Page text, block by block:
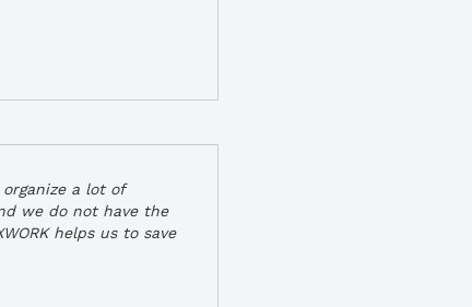
a lot of
we do not have the
helps us to save